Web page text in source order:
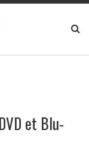
et Blu-